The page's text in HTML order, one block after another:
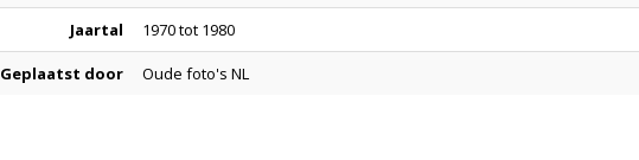
Jaartal 1970 tot 1980
Geplaatst door Oude foto's NL